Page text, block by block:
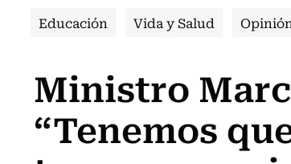
Educación Vida y Salud
Ministro
“Tenemos